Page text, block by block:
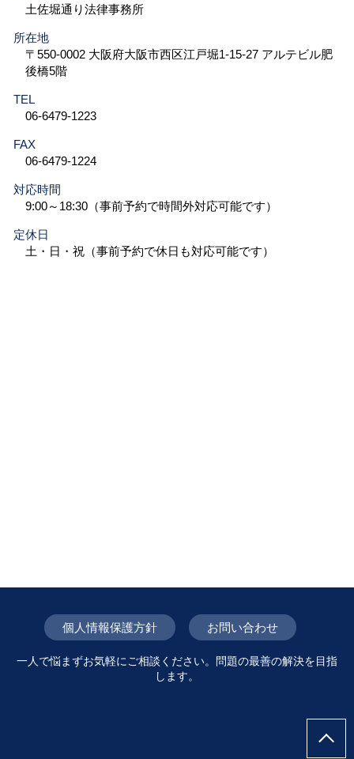
土佐堀通り法律事務所
所在地
〒550-0002 大阪府大阪市西区江戸堀1-15-27 アルテビル肥
後橋5階
TEL
06-6479-1223
FAX
06-6479-1224
対応時間
9:00～18:30（事前予約で時間外対応可能です）
定休日
土・日・祝（事前予約で休日も対応可能です）
個人情報保護方針 お問い合わせ
一人で悩まずお気軽にご相談ください。問題の最善の解決を目指
します。